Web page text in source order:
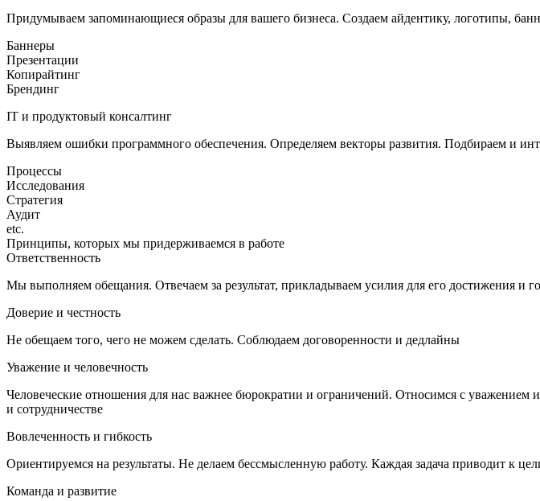
Придумываем запоминающиеся образы для вашего бизнеса. Создаем айдентику, логотипы,
Баннеры
Презентации
Копирайтинг
Брендинг
IT и продуктовый консалтинг
Выявляем ошибки программного обеспечения. Определяем векторы развития. Подбираем и
Процессы
Исследования
Стратегия
Аудит
etc.
Принципы, которых мы придерживаемся в работе
Ответственность
Мы выполняем обещания. Отвечаем за результат, прикладываем усилия для его достижения и
Доверие и честность
Не обещаем того, чего не можем сделать. Соблюдаем договоренности и дедлайны
Уважение и человечность
Человеческие отношения для нас важнее бюрократии и ограничений. Относимся с уважением
и сотрудничестве
Вовлеченность и гибкость
Ориентируемся на результаты. Не делаем бессмысленную работу. Каждая задача приводит к
Команда и развитие